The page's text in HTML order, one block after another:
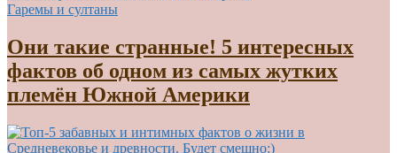
Гаремы и султаны
Они такие странные! 5 интересных
фактов об одном из самых жутких
племён Южной Америки